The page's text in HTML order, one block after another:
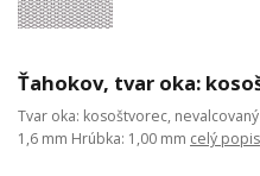
Ťahokov, tvar oka:
Tvar oka: kosoštvorec,
1,6 mm Hrúbka: 1,00 mm celý popis